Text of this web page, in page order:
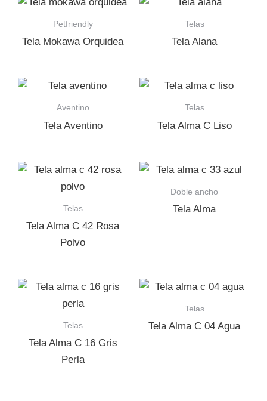
Petfriendly
Tela Mokawa Orquidea
Telas
Tela Alana
Aventino
Tela Aventino
Telas
Tela Alma C Liso
Telas
Tela Alma C 42 Rosa
Polvo
Doble ancho
Tela Alma
Telas
Tela Alma C 16 Gris
Perla
Telas
Tela Alma C 04 Agua